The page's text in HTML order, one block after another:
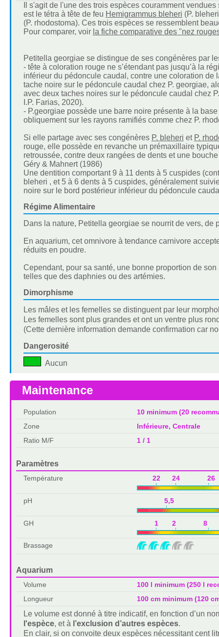
Il s'agit de l'une des trois espèces couramment
est le tétra à tête de feu Hemigrammus bleheri (P.
(P. rhodostoma). Ces trois espèces se ressemblent
Pour comparer, voir la fiche comparative des "nez
Petitella georgiae se distingue de ses congénères par
- tête à coloration rouge ne s’étendant pas jusqu’à la
inférieur du pédoncule caudal, contre une coloration de
tache noire sur le pédoncule caudal chez P. georgiae,
avec deux taches noires sur le pédoncule caudal chez
I.P. Farias, 2020).
- P.georgiae possède une barre noire présente à la
obliquement sur les rayons ramifiés comme chez P.
Si elle partage avec ses congénères P. bleheri et P.
rouge, elle possède en revanche un prémaxillaire
retroussée, contre deux rangées de dents et une
Géry & Mahnert (1986)
Une dentition comportant 9 à 11 dents à 5 cuspides
bleheri , et 5 à 6 dents à 5 cuspides, généralement
noire sur le bord postérieur inférieur du pédoncule
Régime Alimentaire
Dans la nature, Petitella georgiae se nourrit de vers,
En aquarium, cet omnivore à tendance carnivore
réduits en poudre.
Cependant, pour sa santé, une bonne proportion de
telles que des daphnies ou des artémies.
Dimorphisme
Les mâles et les femelles se distinguent par leur
Les femelles sont plus grandes et ont un ventre plus
(Cette dernière information demande confirmation car
Dangerosité
Aucun
Maintenance
Population
10 minimum (20
Zone
Inférieure, Centrale
Ratio M/F
1 / 1
Paramètres
Température 22 24 26
pH 5,5
GH 1 2 8
Brassage
Aquarium
Volume
100 l minimum (250 l
Longueur
100 cm minimum (120
Le volume est donné à titre indicatif, en fonction d’un
l'espèce, et à l’exclusion d’autres espèces.
En clair, si on convoite deux espèces nécessitant cent